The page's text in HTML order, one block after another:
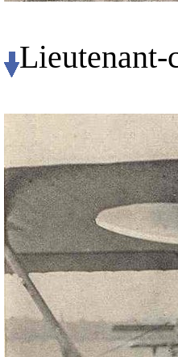
Lieutenant-